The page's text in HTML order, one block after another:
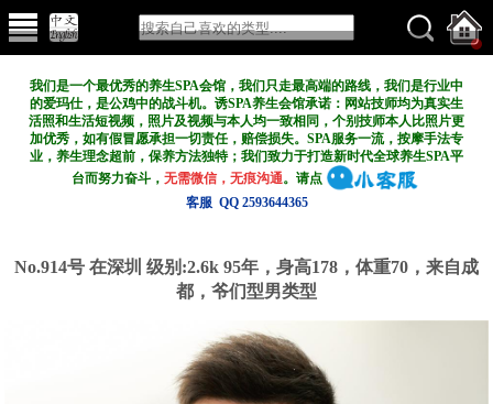
我们是一个最优秀的养生SPA会馆，我们只走最高端的路线，我们是行业中
的爱玛仕，是公鸡中的战斗机。诱SPA养生会馆承诺：网站技师均为真实生
活照和生活短视频，照片及视频与本人均一致相同，个别技师本人比照片更
加优秀，如有假冒愿承担一切责任，赔偿损失。SPA服务一流，按摩手法专
业，养生理念超前，保养方法独特；我们致力于打造新时代全球养生SPA平
台而努力奋斗，无需微信，无痕沟通。请点
客服 QQ 2593644365
No.914号 在深圳 级别:2.6k 95年，身高178，体重70，来自成
都，爷们型男类型